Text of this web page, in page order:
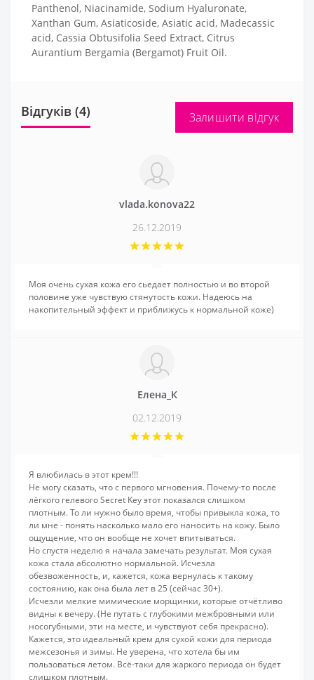
Panthenol, Niacinamide, Sodium Hyaluronate,
Xanthan Gum, Asiaticoside, Asiatic acid, Madecassic
acid, Cassia Obtusifolia Seed Extract, Citrus
Aurantium Bergamia (Bergamot) Fruit Oil.
Відгуків (4) Залишити відгук
vlada.konova22
26.12.2019
Моя очень сухая кожа его сьедает полностью и во второй
половине уже чувствую стянутость кожи. Надеюсь на
накопительный эффект и приближусь к нормальной коже)
Елена_К
02.12.2019
Я влюбилась в этот крем!!!
Не могу сказать, что с первого мгновения. Почему-то после
лёгкого гелевого Secret Key этот показался слишком
плотным. То ли нужно было время, чтобы привыкла кожа, то
ли мне - понять насколько мало его наносить на кожу. Было
ощущение, что он вообще не хочет впитываться.
Но спустя неделю я начала замечать результат. Моя сухая
кожа стала абсолютно нормальной. Исчезла
обезвоженность, и, кажется, кожа вернулась к такому
состоянию, как она была лет в 25 (сейчас 30+).
Исчезли мелкие мимические морщинки, которые отчётливо
видны к вечеру. (Не путать с глубокими межбровными или
носогубными, эти на месте, и чувствуют себя прекрасно).
Кажется, это идеальный крем для сухой кожи для периода
межсезонья и зимы. Не уверена, что хотела бы им
пользоваться летом. Всё-таки для жаркого периода он будет
слишком плотным.